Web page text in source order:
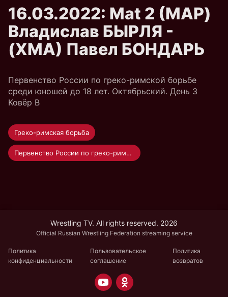
16.03.2022: Mat 2 (МАР)
Владислав БЫРЛЯ -
(ХМА) Павел БОНДАРЬ
Первенство России по греко-римской борьбе
среди юношей до 18 лет. Октябрьский. День 3
Ковёр B
Греко-римская борьба
Первенство России по греко-римской борьбе среди юношей до 18 лет
Wrestling TV. All rights reserved. 2026
Official Russian Wrestling Federation streaming service
Политика
конфиденциальности
Пользовательское
соглашение
Политика
возвратов